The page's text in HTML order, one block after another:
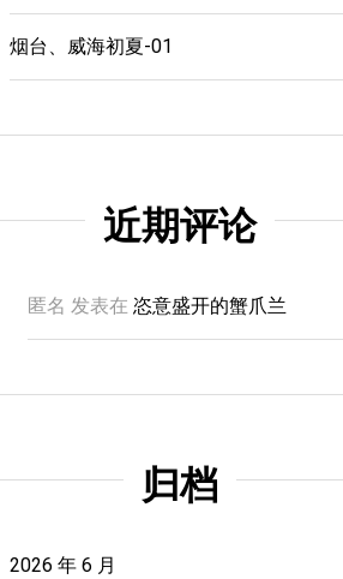
烟台、威海初夏-01
近期评论
匿名 发表在 恣意盛开的蟹爪兰
归档
2026 年 6 月